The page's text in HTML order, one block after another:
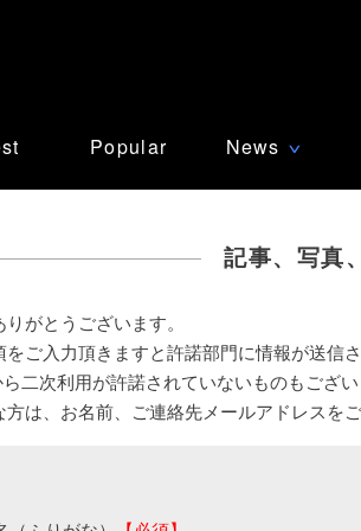
Popular News ∨
記事、写真
がとうございます。
をご入力頂きますと許諾部門に情報が送信
二次利用が許諾されていないものもござ
方は、お名前、ご連絡先メールアドレスを